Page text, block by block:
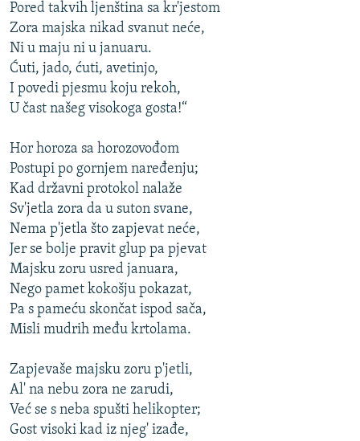
Pored takvih ljenština sa kr'jestom
Zora majska nikad svanut neće,
Ni u maju ni u januaru.
Ćuti, jado, ćuti, avetinjo,
I povedi pjesmu koju rekoh,
U čast našeg visokoga gosta!“
Hor horoza sa horozovođom
Postupi po gornjem naređenju;
Kad državni protokol nalaže
Sv'jetla zora da u suton svane,
Nema p'jetla što zapjevat neće,
Jer se bolje pravit glup pa pjevat
Majsku zoru usred januara,
Nego pamet kokošju pokazat,
Pa s pameću skončat ispod sača,
Misli mudrih među krtolama.
Zapjevaše majsku zoru p'jetli,
Al' na nebu zora ne zarudi,
Već se s neba spušti helikopter;
Gost visoki kad iz njeg' izađe,